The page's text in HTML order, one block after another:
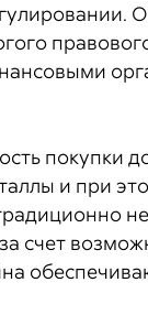
покупки
и при
счет